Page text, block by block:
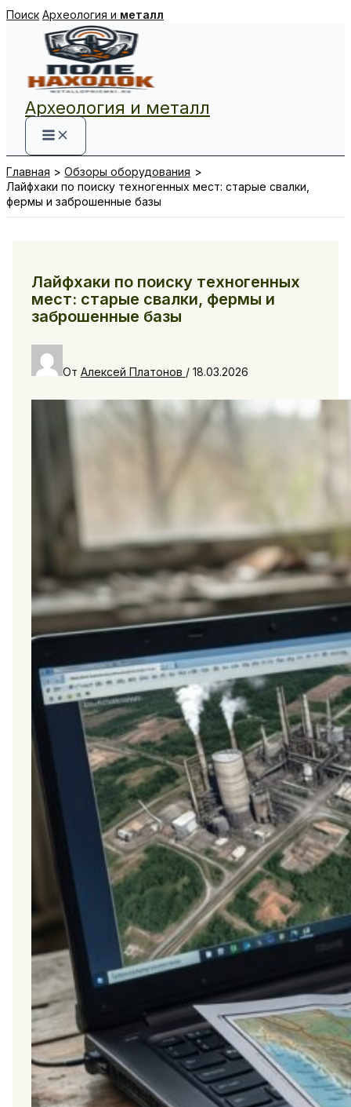
Перейти
содержимому
Поиск Археология и металл
Археология и металл
Главная
Обзоры оборудования
Лайфхаки по поиску техногенных мест: старые свалки,
фермы и заброшенные базы
Лайфхаки по поиску техногенных
мест: старые свалки, фермы и
заброшенные базы
От Алексей Платонов / 18.03.2026